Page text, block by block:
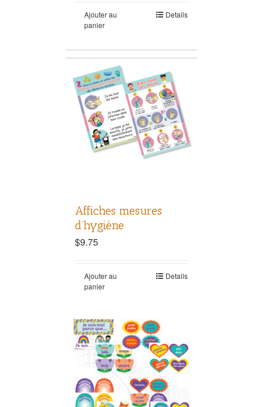
Ajouter au
panier
Details
Affiches mesures
d’hygiène
$9.75
Ajouter au
panier
Details